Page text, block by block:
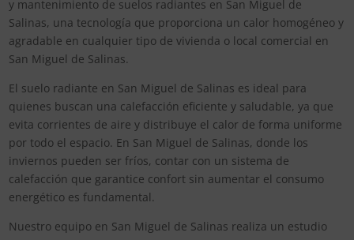
y mantenimiento de suelos radiantes en San Miguel de
Salinas, una tecnología que proporciona un calor homogéneo y
agradable en cualquier tipo de vivienda o local comercial en
San Miguel de Salinas.
El suelo radiante en San Miguel de Salinas es ideal para
quienes buscan una calefacción eficiente y saludable, ya que
evita corrientes de aire y distribuye el calor de forma uniforme
por todo el espacio. En San Miguel de Salinas, donde los
inviernos pueden ser fríos, contar con un sistema de
calefacción que garantice confort sin aumentar el consumo
energético es fundamental.
Nuestro equipo en San Miguel de Salinas realiza un estudio